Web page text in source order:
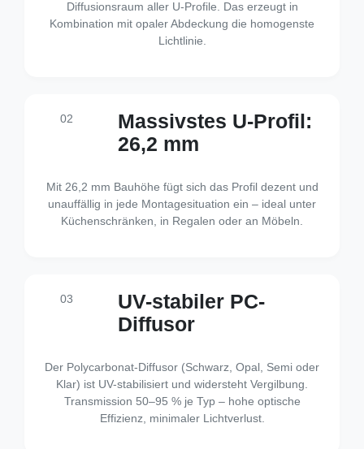
Diffusionsraum aller U-Profile. Das erzeugt in
Kombination mit opaler Abdeckung die homogenste
Lichtlinie.
02
Massivstes U-Profil:
26,2 mm
Mit 26,2 mm Bauhöhe fügt sich das Profil dezent und
unauffällig in jede Montagesituation ein – ideal unter
Küchenschränken, in Regalen oder an Möbeln.
03
UV-stabiler PC-
Diffusor
Der Polycarbonat-Diffusor (Schwarz, Opal, Semi oder
Klar) ist UV-stabilisiert und widersteht Vergilbung.
Transmission 50–95 % je Typ – hohe optische
Effizienz, minimaler Lichtverlust.